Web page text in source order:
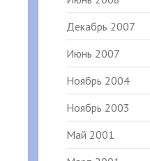
Декабрь 2007
Июнь 2007
Ноябрь 2004
Ноябрь 2003
Май 2001